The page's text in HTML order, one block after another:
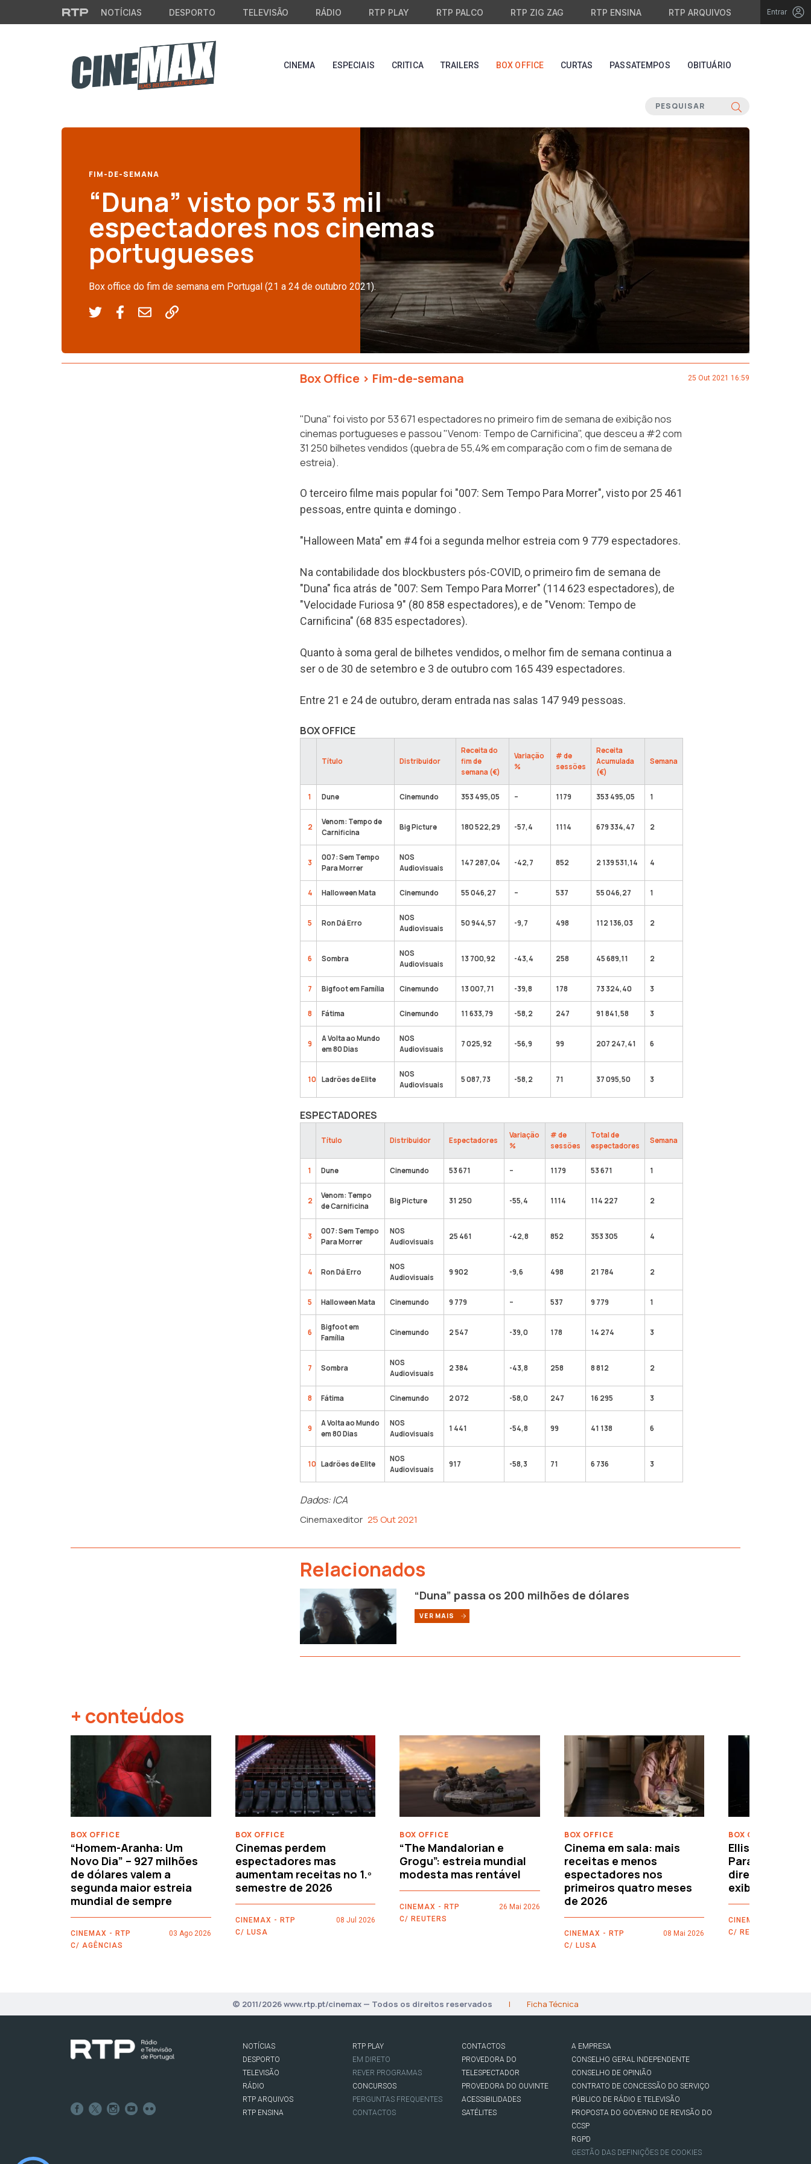
Saltar para o conteúdo principal
NOTÍCIAS DESPORTO TELEVISÃO RÁDIO RTP PLAY RTP PALCO RTP ZIG ZAG RTP ENSINA RTP ARQUIVOS Entrar
CINEMA ESPECIAIS CRITICA TRAILERS BOX OFFICE CURTAS PASSATEMPOS OBITUÁRIO
FIM-DE-SEMANA
“Duna” visto por 53 mil
espectadores nos cinemas
portugueses
Box office do fim de semana em Portugal (21 a 24 de outubro 2021).
Box Office > Fim-de-semana 25 Out 2021 16:59
"Duna" foi visto por 53 671 espectadores no primeiro fim de semana de exibição nos
cinemas portugueses e passou "Venom: Tempo de Carnificina", que desceu a #2 com
31 250 bilhetes vendidos (quebra de 55,4% em comparação com o fim de semana de
estreia).
O terceiro filme mais popular foi "007: Sem Tempo Para Morrer", visto por 25 461
pessoas, entre quinta e domingo .
"Halloween Mata" em #4 foi a segunda melhor estreia com 9 779 espectadores.
Na contabilidade dos blockbusters pós-COVID, o primeiro fim de semana de
"Duna" fica atrás de "007: Sem Tempo Para Morrer" (114 623 espectadores), de
"Velocidade Furiosa 9" (80 858 espectadores), e de "Venom: Tempo de
Carnificina" (68 835 espectadores).
Quanto à soma geral de bilhetes vendidos, o melhor fim de semana continua a
ser o de 30 de setembro e 3 de outubro com 165 439 espectadores.
Entre 21 e 24 de outubro, deram entrada nas salas 147 949 pessoas.
BOX OFFICE
Título Distribuidor
Receita do
fim de
semana (€)
Variação
%
# de
sessões
Receita
Acumulada
(€)
Semana
1 Dune Cinemundo 353 495,05 – 1179 353 495,05 1
2
Venom: Tempo de
Carnificina
Big Picture 180 522,29 -57,4 1114 679 334,47 2
3
007: Sem Tempo
Para Morrer
NOS
Audiovisuais
147 287,04 -42,7 852 2 139 531,14 4
4 Halloween Mata Cinemundo 55 046,27 – 537 55 046,27 1
5 Ron Dá Erro
NOS
Audiovisuais
50 944,57 -9,7 498 112 136,03 2
6 Sombra
NOS
Audiovisuais
13 700,92 -43,4 258 45 689,11 2
7 Bigfoot em Família Cinemundo 13 007,71 -39,8 178 73 324,40 3
8 Fátima Cinemundo 11 633,79 -58,2 247 91 841,58 3
9
A Volta ao Mundo
em 80 Dias
NOS
Audiovisuais
7 025,92 -56,9 99 207 247,41 6
10 Ladrões de Elite
NOS
Audiovisuais
5 087,73 -58,2 71 37 095,50 3
ESPECTADORES
Título Distribuidor Espectadores
Variação
%
# de
sessões
Total de
espectadores
Semana
1 Dune Cinemundo 53 671 – 1179 53 671 1
2
Venom: Tempo
de Carnificina
Big Picture 31 250 -55,4 1114 114 227 2
3
007: Sem Tempo
Para Morrer
NOS
Audiovisuais
25 461 -42,8 852 353 305 4
4 Ron Dá Erro
NOS
Audiovisuais
9 902 -9,6 498 21 784 2
5 Halloween Mata Cinemundo 9 779 – 537 9 779 1
6
Bigfoot em
Família
Cinemundo 2 547 -39,0 178 14 274 3
7 Sombra
NOS
Audiovisuais
2 384 -43,8 258 8 812 2
8 Fátima Cinemundo 2 072 -58,0 247 16 295 3
9
A Volta ao Mundo
em 80 Dias
NOS
Audiovisuais
1 441 -54,8 99 41 138 6
10 Ladrões de Elite
NOS
Audiovisuais
917 -58,3 71 6 736 3
Dados: ICA
Cinemaxeditor 25 Out 2021
Relacionados
“Duna” passa os 200 milhões de dólares
VER MAIS
+ conteúdos
BOX OFFICE
“Homem-Aranha: Um
Novo Dia” – 927 milhões
de dólares valem a
segunda maior estreia
mundial de sempre
CINEMAX - RTP
C/ AGÊNCIAS
03 Ago 2026
BOX OFFICE
Cinemas perdem
espectadores mas
aumentam receitas no 1.º
semestre de 2026
CINEMAX - RTP
C/ LUSA
08 Jul 2026
BOX OFFICE
“The Mandalorian e
Grogu”: estreia mundial
modesta mas rentável
CINEMAX - RTP
C/ REUTERS
26 Mai 2026
BOX OFFICE
Cinema em sala: mais
receitas e menos
espectadores nos
primeiros quatro meses
de 2026
CINEMAX - RTP
C/ LUSA
08 Mai 2026
BOX OFFICE
Ellison leva o
directamente
exibidores
CINEMAX - RTP
C/ REUTERS
© 2011/2026 www.rtp.pt/cinemax — Todos os direitos reservados | Ficha Técnica
NOTÍCIAS
DESPORTO
TELEVISÃO
RÁDIO
RTP ARQUIVOS
RTP ENSINA
RTP PLAY
EM DIRETO
REVER PROGRAMAS
CONCURSOS
PERGUNTAS FREQUENTES
CONTACTOS
CONTACTOS
PROVEDORA DO
TELESPECTADOR
PROVEDORA DO OUVINTE
ACESSIBILIDADES
SATÉLITES
A EMPRESA
CONSELHO GERAL INDEPENDENTE
CONSELHO DE OPINIÃO
CONTRATO DE CONCESSÃO DO SERVIÇO
PÚBLICO DE RÁDIO E TELEVISÃO
PROPOSTA DO GOVERNO DE REVISÃO DO
CCSP
RGPD
GESTÃO DAS DEFINIÇÕES DE COOKIES